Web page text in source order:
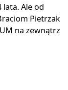
lata. Ale od
Pietrzak
na zewnątrz